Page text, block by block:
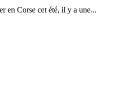
en Corse cet été, il y a une...